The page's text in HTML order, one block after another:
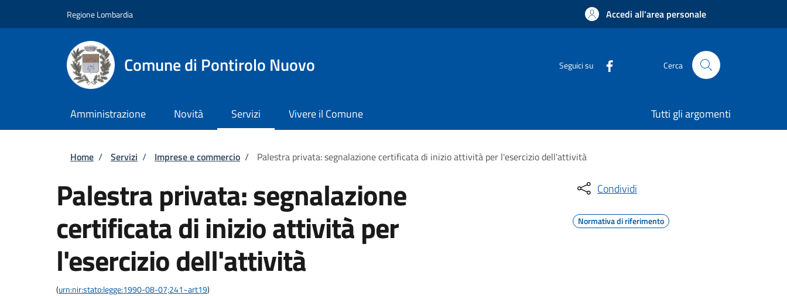
Regione Lombardia Accedi all'area personale
Comune di Pontirolo Nuovo Seguici su Cerca
Amministrazione Novità Servizi Vivere il Comune Tutti gli argomenti
Briciole di pane
Home / Servizi / Imprese e commercio / Palestra privata: segnalazione certificata di inizio attività per l'esercizio dell'attività
Palestra privata: segnalazione
certificata di inizio attività per
l'esercizio dell'attività
(urn:nir:stato:legge:1990-08-07;241~art19)
Condividi
Normativa di riferimento